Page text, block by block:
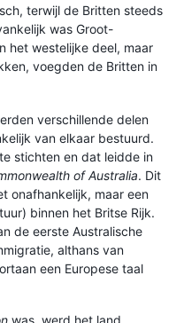
terwijl de Britten steeds
was Groot-
het westelijke deel, maar
voegden de Britten in
verschillende delen
van elkaar bestuurd.
stichten en dat leidde in
of Australia. Dit
onafhankelijk, maar een
binnen het Britse Rijk.
de eerste Australische
althans van
een Europese taal
was, werd het land